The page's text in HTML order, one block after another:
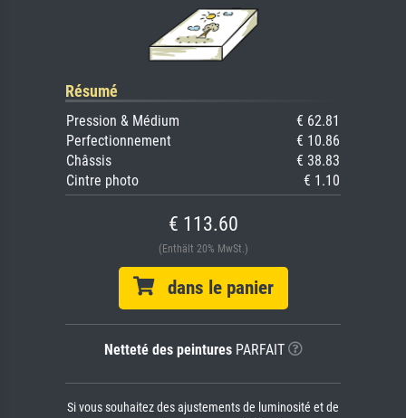
Résumé
Pression & Médium
€ 62.81
Perfectionnement
€ 10.86
Châssis
€ 38.83
Cintre photo
€ 1.10
€ 113.60
(Enthält 20% MwSt.)
dans le panier
Netteté des peinturesPARFAIT
Si vous souhaitez des ajustements de luminosité et de